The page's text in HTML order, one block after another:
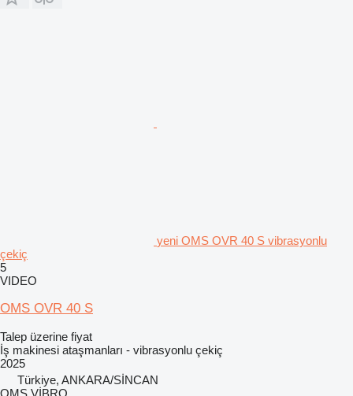
yeni OMS OVR 40 S vibrasyonlu
çekiç
5
VIDEO
OMS OVR 40 S
Talep üzerine fiyat
İş makinesi ataşmanları - vibrasyonlu çekiç
2025
Türkiye, ANKARA/SİNCAN
OMS VİBRO